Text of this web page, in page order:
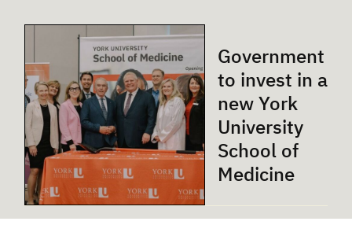
Government
to invest in a
new York
University
School of
Medicine